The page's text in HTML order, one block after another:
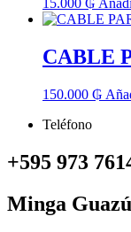
15.000 ₲
CABLE
150.000 ₲
Teléfono
+595 973
Minga Guazú